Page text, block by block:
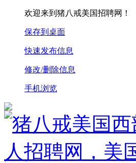
欢迎来到猪八戒美国招聘网！
保存到桌面
快速发布信息
修改/删除信息
手机浏览